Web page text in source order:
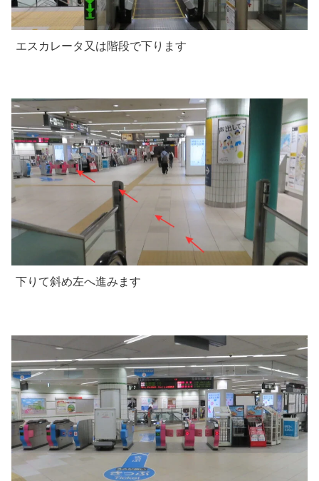
エスカレータ又は階段で下ります
下りて斜め左へ進みます